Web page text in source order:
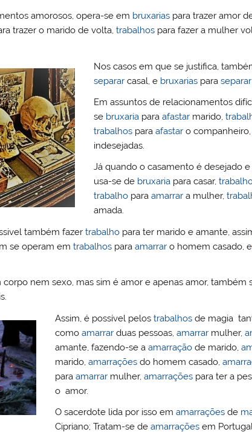
amorosos, opera-se em bruxarias para trazer amor
trazer o marido de volta,trabalhos para fazer a mulher
Nos casos em que se justifica,
separarcasal, e bruxariaspara separar
Em assuntos de relacionamentos
se bruxariapara afastarmarido,
trabalhospara afastaro companheiro,
indesejadas.
Já quando o casamento é desejado
usa-se de bruxariapara casar,
trabalhopara amarrara mulher,
amada.
também fazertrabalho para ter marido e amante,
se operam emtrabalhos paraamarrar o homem casado,
nem sexo, mas sim é amor e apenas amor, também
Assim, é possível pelos trabalhosde magia
como amarrarduas pessoas, amarrarmulher,
amante, fazendo-se a amarraçãode marido,
marido, amarraçõesdo homem casado,
para amarrarmulher, amarraçõespara ter a
o amor.
O sacerdote lida por isso em amarraçõesde
Cipriano; Tratam-se de amarraçõesem